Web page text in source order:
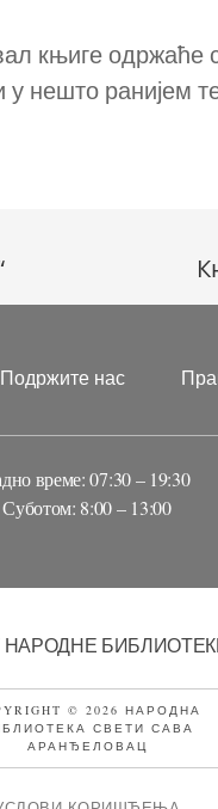
књиге одржаће
у нешто ранијем
Подржите нас
време: 07:30 – 19:30
Суботом: 8:00 – 13:00
© 2026 НАРОДНА
СВЕТИ САВА
АРАНЂЕЛОВАЦ